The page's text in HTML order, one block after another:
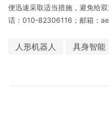
便迅速采取适当措施，避免给
话：010-82306116；邮箱：
人形机器人 具身智能